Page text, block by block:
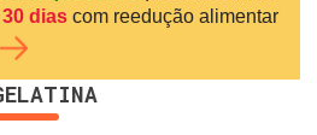
dias com reedução alimentar